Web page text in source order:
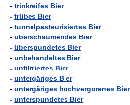
- trinkreifes Bier
- trübes Bier
- tunnelpasteurisiertes Bier
- überschäumendes Bier
- überspundetes Bier
- unbehandeltes Bier
- unfiltriertes Bier
- untergäriges Bier
- untergäriges hochvergorenes Bier
- unterspundetes Bier